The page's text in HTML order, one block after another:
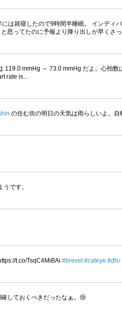
は就寝したので9時間半睡眠。 インディ
思ってたのに予報より降り出しが早くさ
119.0 mmHg ～ 73.0 mmHg だよ。心拍
rate is…
の住む街の明日の天気は雨らしいよ。自
です。
t.co/TsqC4MiBAi #brevet #cateye #dh
しておくべきだったなぁ。😢